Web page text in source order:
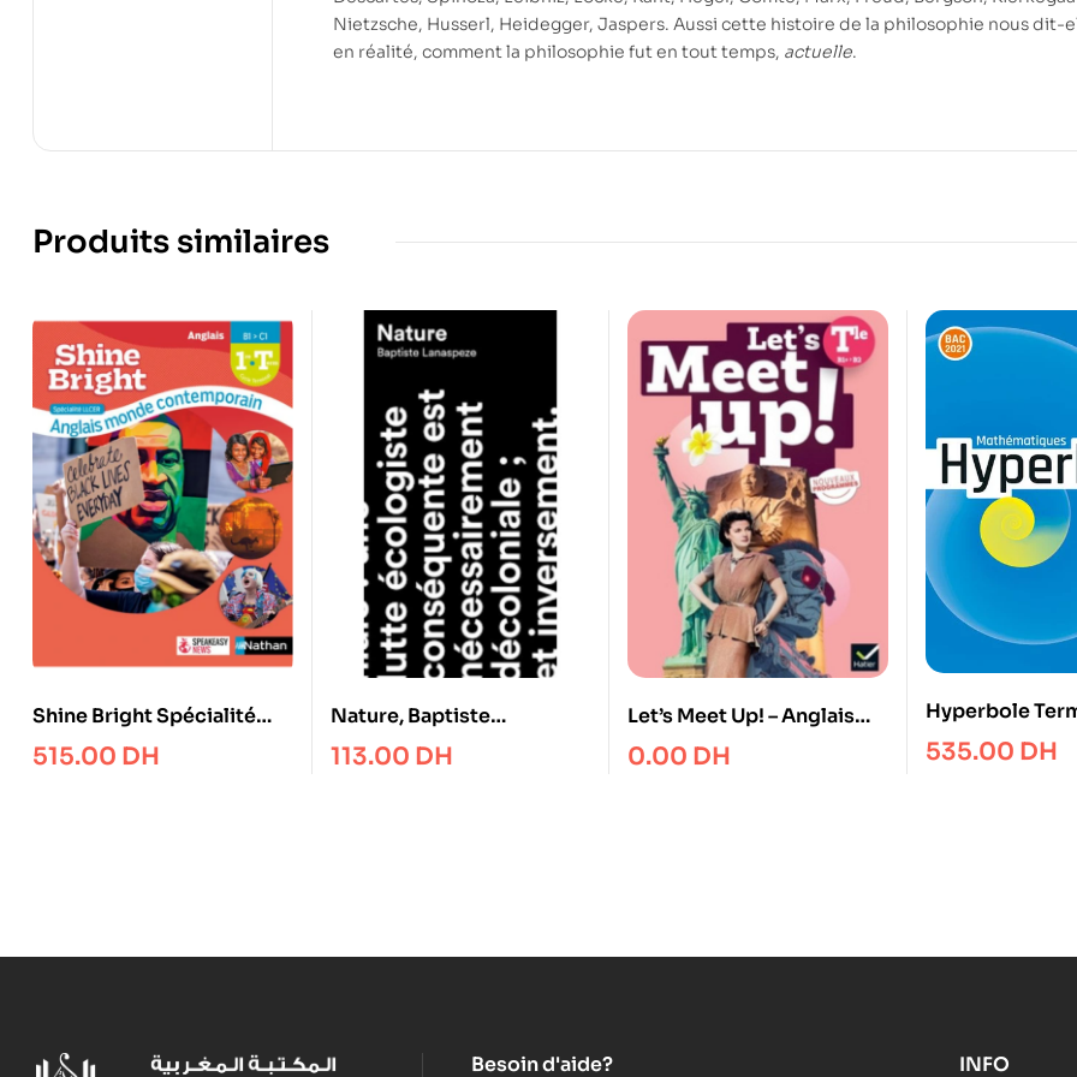
Nietzsche, Husserl, Heidegger, Jaspers. Aussi cette histoire de la philosophie nous dit-
en réalité, comment la philosophie fut en tout temps, actuelle.
Produits similaires
Shine Bright Spécialité
LLCER/AMC – Cycle
terminal 1 er.Term
515.00 DH
Nature, Baptiste
Lanaspeze
113.00 DH
Let’s Meet Up! – Anglais
Tle – Ed. 2026 – Livre élève
0.00 DH
Hyperbole
Spécialité
535.00 DH
Besoin d'aide? INFO